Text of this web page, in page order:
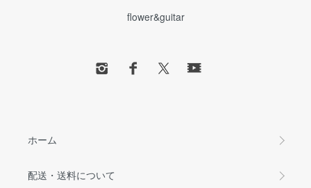
flower&guitar
ホーム
配送・送料について